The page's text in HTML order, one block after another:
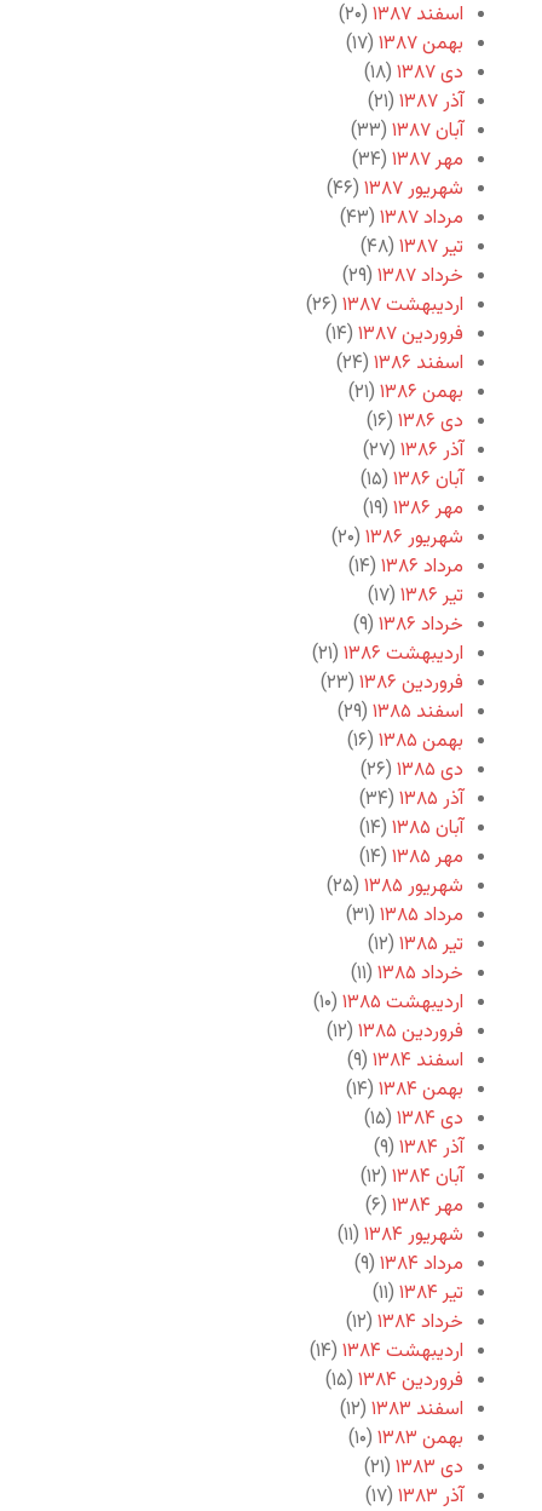
اسفند ۱۳۸۷
(۲۰)
بهمن ۱۳۸۷
(۱۷)
دی ۱۳۸۷
(۱۸)
آذر ۱۳۸۷
(۲۱)
آبان ۱۳۸۷
(۳۳)
مهر ۱۳۸۷
(۳۴)
شهریور ۱۳۸۷
(۴۶)
مرداد ۱۳۸۷
(۴۳)
تیر ۱۳۸۷
(۴۸)
خرداد ۱۳۸۷
(۲۹)
اردیبهشت ۱۳۸۷
(۲۶)
فروردین ۱۳۸۷
(۱۴)
اسفند ۱۳۸۶
(۲۴)
بهمن ۱۳۸۶
(۲۱)
دی ۱۳۸۶
(۱۶)
آذر ۱۳۸۶
(۲۷)
آبان ۱۳۸۶
(۱۵)
مهر ۱۳۸۶
(۱۹)
شهریور ۱۳۸۶
(۲۰)
مرداد ۱۳۸۶
(۱۴)
تیر ۱۳۸۶
(۱۷)
خرداد ۱۳۸۶
(۹)
اردیبهشت ۱۳۸۶
(۲۱)
فروردین ۱۳۸۶
(۲۳)
اسفند ۱۳۸۵
(۲۹)
بهمن ۱۳۸۵
(۱۶)
دی ۱۳۸۵
(۲۶)
آذر ۱۳۸۵
(۳۴)
آبان ۱۳۸۵
(۱۴)
مهر ۱۳۸۵
(۱۴)
شهریور ۱۳۸۵
(۲۵)
مرداد ۱۳۸۵
(۳۱)
تیر ۱۳۸۵
(۱۲)
خرداد ۱۳۸۵
(۱۱)
اردیبهشت ۱۳۸۵
(۱۰)
فروردین ۱۳۸۵
(۱۲)
اسفند ۱۳۸۴
(۹)
بهمن ۱۳۸۴
(۱۴)
دی ۱۳۸۴
(۱۵)
آذر ۱۳۸۴
(۹)
آبان ۱۳۸۴
(۱۲)
مهر ۱۳۸۴
(۶)
شهریور ۱۳۸۴
(۱۱)
مرداد ۱۳۸۴
(۹)
تیر ۱۳۸۴
(۱۱)
خرداد ۱۳۸۴
(۱۲)
اردیبهشت ۱۳۸۴
(۱۴)
فروردین ۱۳۸۴
(۱۵)
اسفند ۱۳۸۳
(۱۲)
بهمن ۱۳۸۳
(۱۰)
دی ۱۳۸۳
(۲۱)
آذر ۱۳۸۳
(۱۷)